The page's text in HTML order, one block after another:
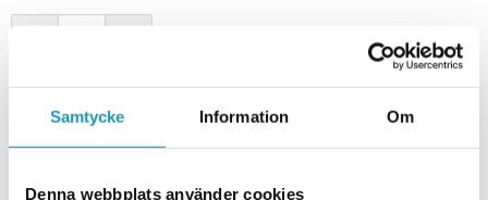
Samtycke Information Om
Denna webbplats använder cookies
+
ONLINELAGER
1 I LAGER Skickas Omgående
BUTIKSLAGER